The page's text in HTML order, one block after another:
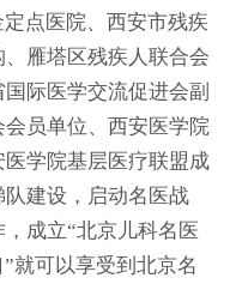
点医院、西安市残疾
雁塔区残疾人联合会
际医学交流促进会副
员单位、西安医学院
学院基层医疗联盟成
建设，启动名医战
成立“北京儿科名医
就可以享受到北京名